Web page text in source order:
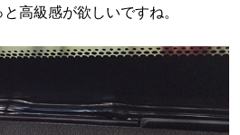
高級感が欲しいですね。